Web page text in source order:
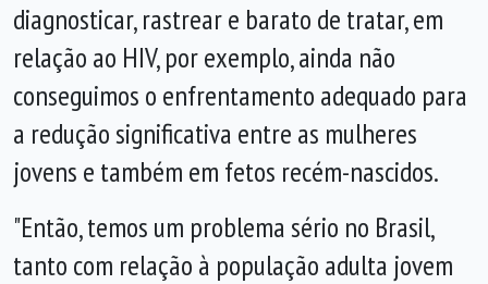
diagnosticar, rastrear e barato de tratar, em
relação ao HIV, por exemplo, ainda não
conseguimos o enfrentamento adequado para
a redução significativa entre as mulheres
jovens e também em fetos recém-nascidos.
"Então, temos um problema sério no Brasil,
tanto com relação à população adulta jovem